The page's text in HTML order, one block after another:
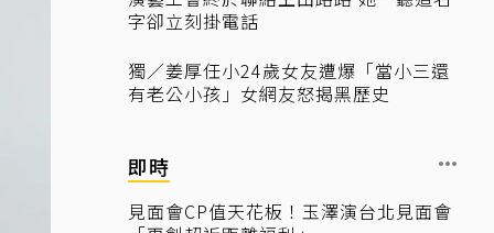
字卻立刻掛電話
獨／姜厚任小24歲女友遭爆「當小三還
有老公小孩」女網友怒揭黑歷史
即時
見面會CP值天花板！玉澤演台北見面會